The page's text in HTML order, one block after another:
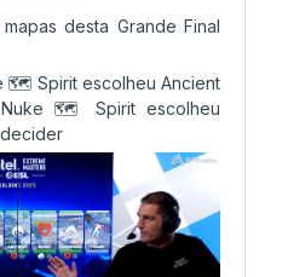
a lutar pela vida
e MongolZ nos
desta Grande Final
🗺️ Spirit escolheu Ancient
🗺️ Spirit escolheu